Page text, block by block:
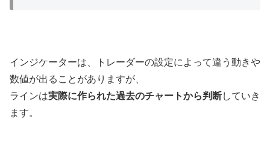
インジケーターは、トレーダーの設定によって違う動きや
数値が出ることがありますが、
ラインは実際に作られた過去のチャートから判断していき
ます。